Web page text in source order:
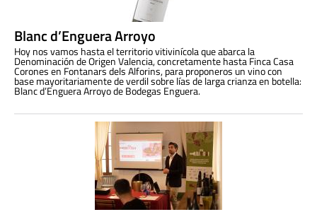
Blanc d’Enguera Arroyo
Hoy nos vamos hasta el territorio vitivinícola que abarca la
Denominación de Origen Valencia, concretamente hasta Finca Casa
Corones en Fontanars dels Alforins, para proponeros un vino con
base mayoritariamente de verdil sobre lías de larga crianza en botella:
Blanc d’Enguera Arroyo de Bodegas Enguera.